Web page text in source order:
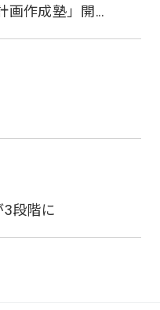
作成塾」開...
段階に